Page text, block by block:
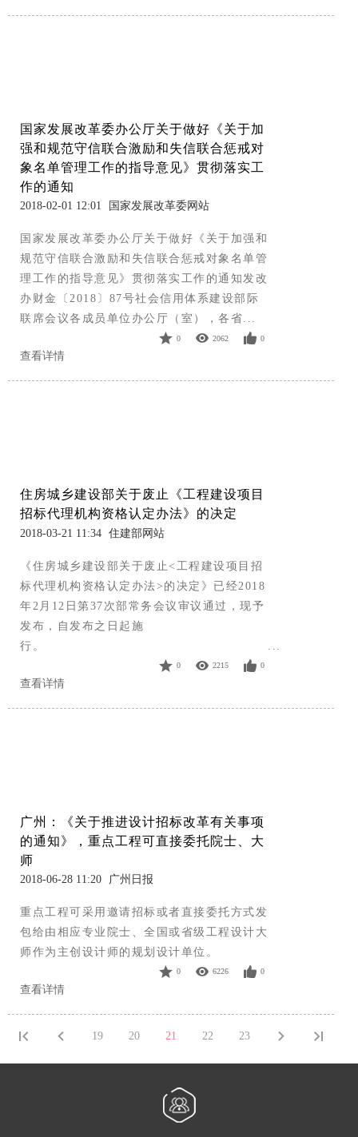
国家发展改革委办公厅关于做好《关于加
强和规范守信联合激励和失信联合惩戒对
象名单管理工作的指导意见》贯彻落实工
作的通知
2018-02-01 12:01 国家发展改革委网站
国家发展改革委办公厅关于做好《关于加强和
规范守信联合激励和失信联合惩戒对象名单管
理工作的指导意见》贯彻落实工作的通知发改
办财金〔2018〕87号社会信用体系建设部际
联席会议各成员单位办公厅（室），各省...
0 2062 0
查看详情
住房城乡建设部关于废止《工程建设项目
招标代理机构资格认定办法》的决定
2018-03-21 11:34 住建部网站
《住房城乡建设部关于废止<工程建设项目招
标代理机构资格认定办法>的决定》已经2018
年2月12日第37次部常务会议审议通过，现予
发布，自发布之日起施
行。 ...
0 2215 0
查看详情
广州：《关于推进设计招标改革有关事项
的通知》，重点工程可直接委托院士、大
师
2018-06-28 11:20 广州日报
重点工程可采用邀请招标或者直接委托方式发
包给由相应专业院士、全国或省级工程设计大
师作为主创设计师的规划设计单位。
0 6226 0
查看详情
19 20 21 22 23